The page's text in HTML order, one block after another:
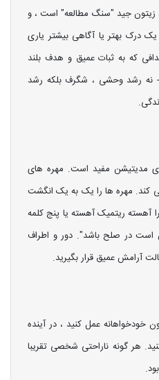
زیتون جید "سنگ مطالعه" است ، و
یک درک بهتر یا آگاهی بیشتر یاری
که به ثبات عمیق و هدف بلند
- نه رشد وحشی ، شگرف بلکه رشد
مدیتیشن مفید است. مهره های
می کند. مهره ها را یک به یک انگشت
آهسته ریتمیک آهسته یا پنج کلمه
است در صلح باشد". دور و اطراف
آرامش عمیق قرار بگیرید.
خودخواهانه عمل کنید ، در آینده
هر گونه ناراحتی شخصی تقریبا